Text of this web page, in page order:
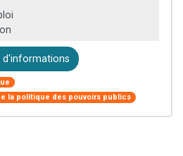
d'informations
la politique des pouvoirs publics